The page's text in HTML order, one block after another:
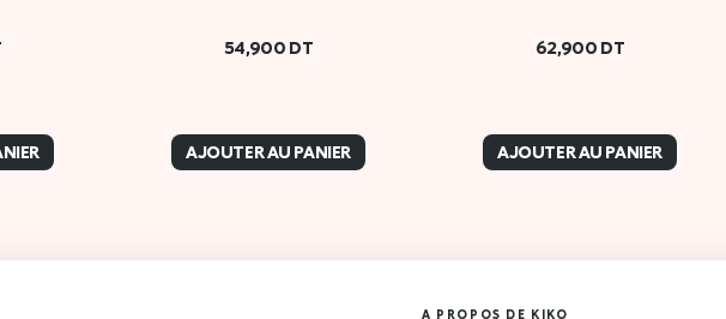
54,900 DT
AJOUTER AU PANIER
62,900 DT
AJOUTER AU PANIER
A PROPOS DE KIKO